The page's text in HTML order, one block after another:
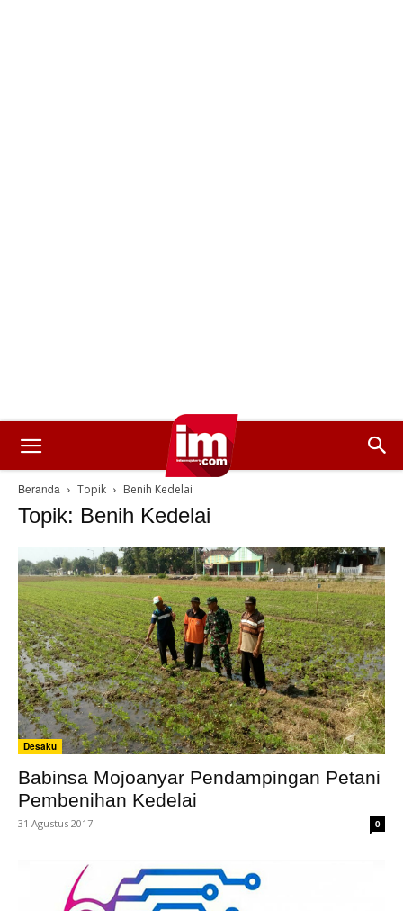
Beranda Topik Benih Kedelai
Topik: Benih Kedelai
Desaku
Babinsa Mojoanyar Pendampingan Petani
Pembenihan Kedelai
31 Agustus 2017 0